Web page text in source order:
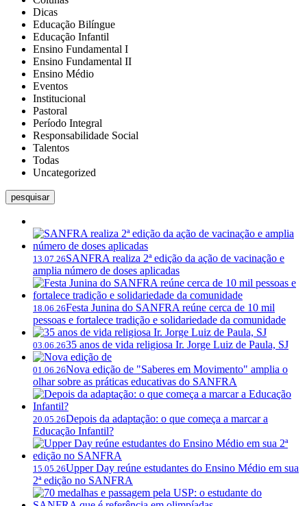
Dicas
Educação Bilíngue
Educação Infantil
Ensino Fundamental I
Ensino Fundamental II
Ensino Médio
Eventos
Institucional
Pastoral
Período Integral
Responsabilidade Social
Talentos
Todas
Uncategorized
pesquisar
13.07.26SANFRA realiza 2ª edição da ação de vacinação e
amplia número de doses aplicadas
18.06.26Festa Junina do SANFRA reúne cerca de 10 mil
pessoas e fortalece tradição e solidariedade da comunidade
03.06.2635 anos de vida religiosa Ir. Jorge Luiz de Paula, SJ
01.06.26Nova edição de "Saberes em Movimento" amplia o
olhar sobre as práticas educativas do SANFRA
20.05.26Depois da adaptação: o que começa a marcar a
Educação Infantil?
15.05.26Upper Day reúne estudantes do Ensino Médio em sua
2ª edição no SANFRA